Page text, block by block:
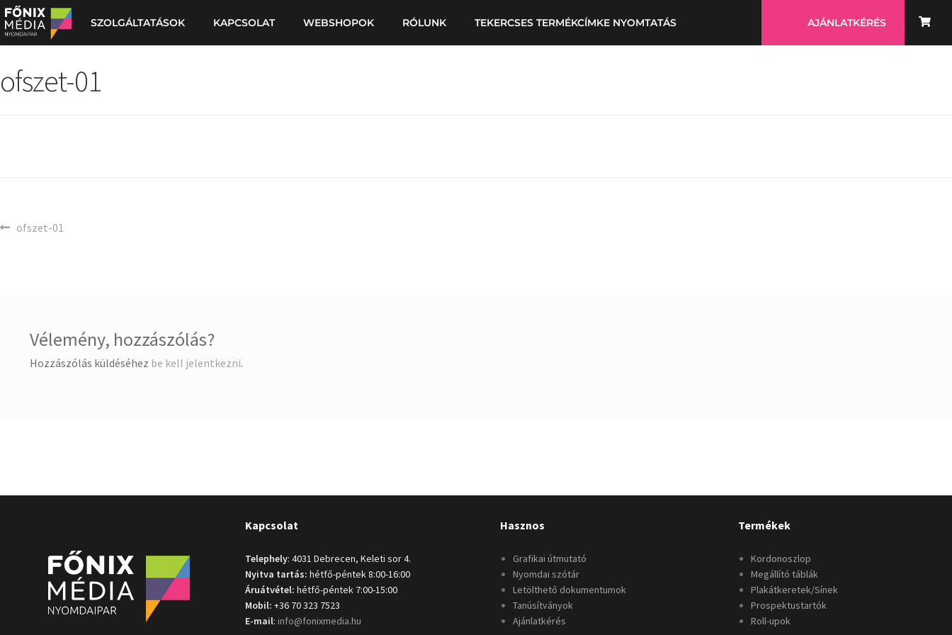
SZOLGÁLTATÁSOK KAPCSOLAT WEBSHOPOK RÓLUNK TEKERCSES TERMÉKCÍMKE NYOMTATÁS AJÁNLATKÉRÉS
ofszet-01
ofszet-01
Vélemény, hozzászólás?
Hozzászólás küldéséhez be kell jelentkezni.
Kapcsolat
Telephely: 4031 Debrecen, Keleti sor 4.
Nyitva tartás: hétfő-péntek 8:00-16:00
Áruátvétel: hétfő-péntek 7:00-15:00
Mobil: +36 70 323 7523
E-mail: info@fonixmedia.hu
Hasznos
Grafikai útmutató
Nyomdai szótár
Letölthető dokumentumok
Tanúsítványok
Ajánlatkérés
Termékek
Kordonoszlop
Megállító táblák
Plakátkeretek/Sínek
Prospektustartók
Roll-upok